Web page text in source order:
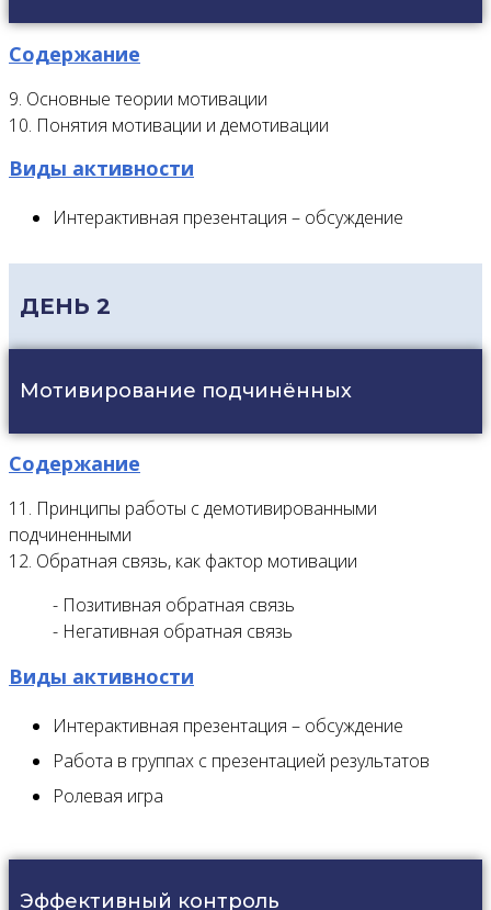
Содержание
9. Основные теории мотивации
10. Понятия мотивации и демотивации
Виды активности
Интерактивная презентация – обсуждение
ДЕНЬ 2
Мотивирование подчинённых
Содержание
11. Принципы работы с демотивированными
подчиненными
12. Обратная связь, как фактор мотивации
- Позитивная обратная связь
- Негативная обратная связь
Виды активности
Интерактивная презентация – обсуждение
Работа в группах с презентацией результатов
Ролевая игра
Эффективный контроль